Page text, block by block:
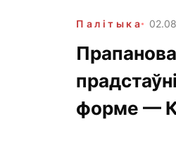
Палітыка
форме —